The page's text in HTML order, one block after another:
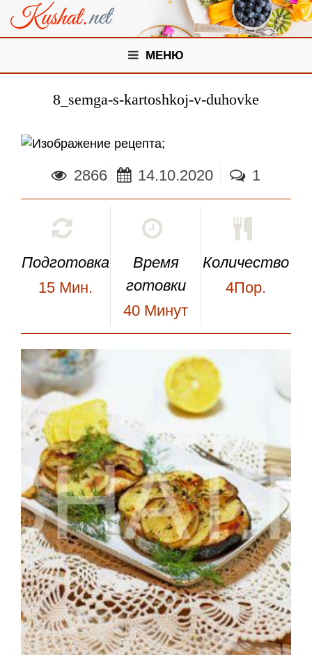
МЕНЮ
8_semga-s-kartoshkoj-v-duhovke
;
2866 14.10.2020 1
Подготовка
15 Мин.
Время
готовки
40 Минут
Количество
4Пор.